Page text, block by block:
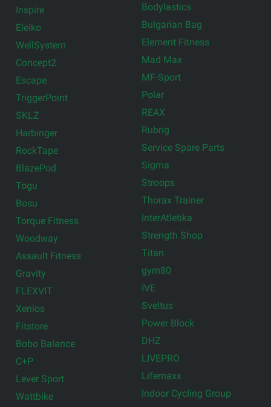
Inspire
Eleiko
WellSystem
Concept2
Escape
TriggerPoint
SKLZ
Harbinger
RockTape
BlazePod
Togu
Bosu
Torque Fitness
Woodway
Assault Fitness
Gravity
FLEXVIT
Xenios
Fitstore
Bobo Balance
C+P
Lever Sport
Wattbike
Bodylastics
Bulgarian Bag
Element Fitness
Mad Max
MF-Sport
Polar
REAX
Rubrig
Service Spare Parts
Sigma
Stroops
Thorax Trainer
InterAtletika
Strength Shop
Titan
gym80
IVE
Sveltus
Power Block
DHZ
LIVEPRO
Lifemaxx
Indoor Cycling Group